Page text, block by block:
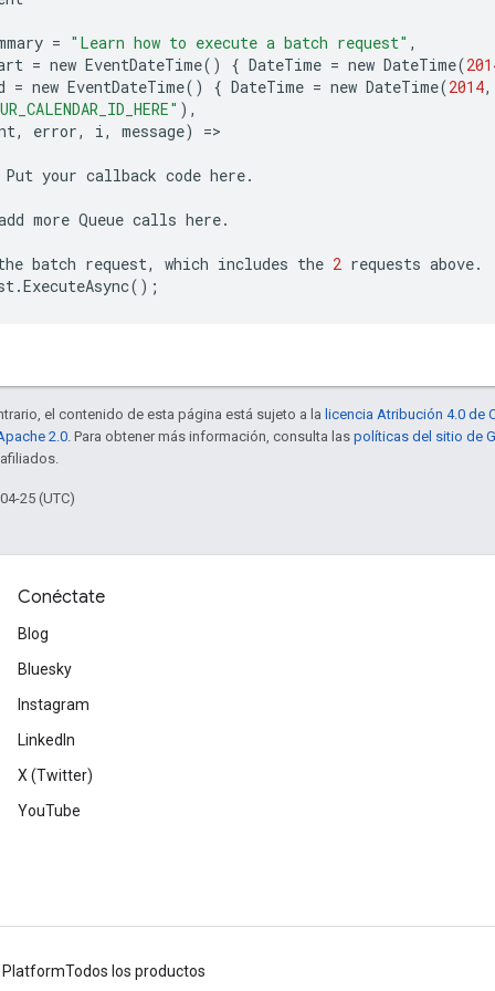
= "Learn how to execute a batch request" ,
= new EventDateTime() { DateTime = new DateTime(
= new EventDateTime() { DateTime = new DateTime(2014,
),
, error, i, message) =
Put your callback code here.
more Queue calls here.
batch request, which includes the 2 requests above.
.ExecuteAsync();
el contenido de esta página está sujeto a la licencia Atribución 4.0 de
2.0 . Para obtener más información, consulta las políticas del sitio de
25 (UTC)
Conéctate
Blog
Bluesky
Instagram
LinkedIn
X (Twitter)
YouTube
PlatformTodos los productos